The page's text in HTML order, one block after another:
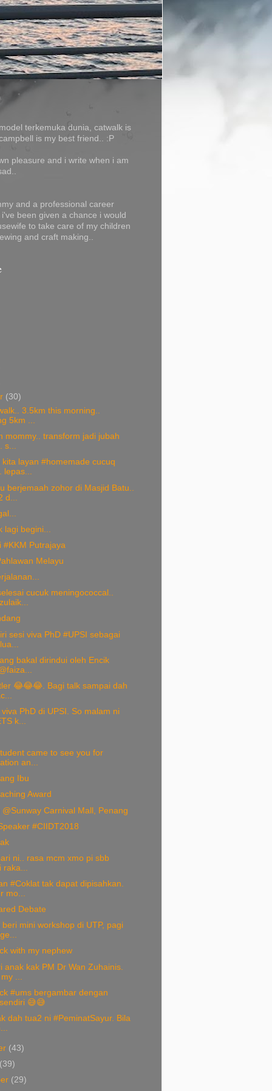
terkemuka dunia, catwalk is
is my best friend.. :P
pleasure and i write when i am
and a professional career
been given a chance i would
to take care of my children
and craft making..
(30)
3.5km this morning..
5km ...
mommy.. transform jadi jubah
s...
kita layan #homemade cucuq
lepas...
berjemaah zohor di Masjid Batu..
d...
lagi begini...
#KKM Putrajaya
Melayu
cucuk meningococcal..
sesi viva PhD #UPSI sebagai
bakal dirindui oleh Encik
😂😂😂. Bagi talk sampai dah
viva PhD di UPSI. So malam ni
k...
came to see you for
an...
Ibu
Award
@Sunway Carnival Mall, Penang
#CIIDT2018
ni.. rasa mcm xmo pi sbb
#Coklat tak dapat dipisahkan.
mo...
Debate
beri mini workshop di UTP, pagi
with my nephew
anak kak PM Dr Wan Zuhainis.
...
#ums bergambar dengan
😅😅
dah tua2 ni #PeminatSayur. Bila
(43)
(39)
(29)